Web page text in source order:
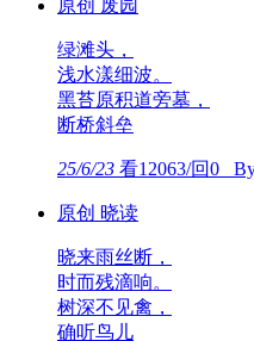
原创 废园
绿滩头，
浅水漾细波。
黑苔原积道旁墓，
断桥斜垒
25/6/23 看12063/回0
原创 晓读
晓来雨丝断，
时而残滴响。
树深不见禽，
确听鸟儿